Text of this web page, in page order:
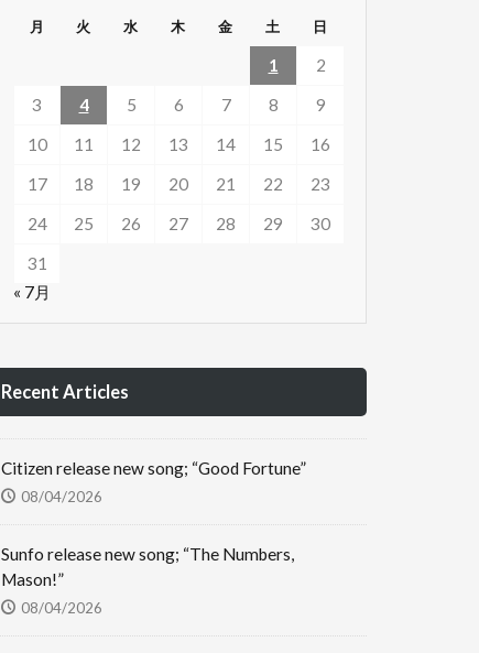
月 火 水 木 金 土 日
1
2
3
4 5 6 7 8
9
10
11 12 13 14 15
16
17
18 19 20 21 22
23
24
25 26 27 28 29
30
31
« 7月
Recent Articles
Citizen release new song; “Good Fortune”
08/04/2026
Sunfo release new song; “The Numbers,
Mason!”
08/04/2026